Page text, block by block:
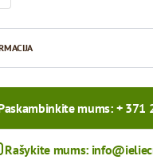
mums: + 371
Rašykite mums: